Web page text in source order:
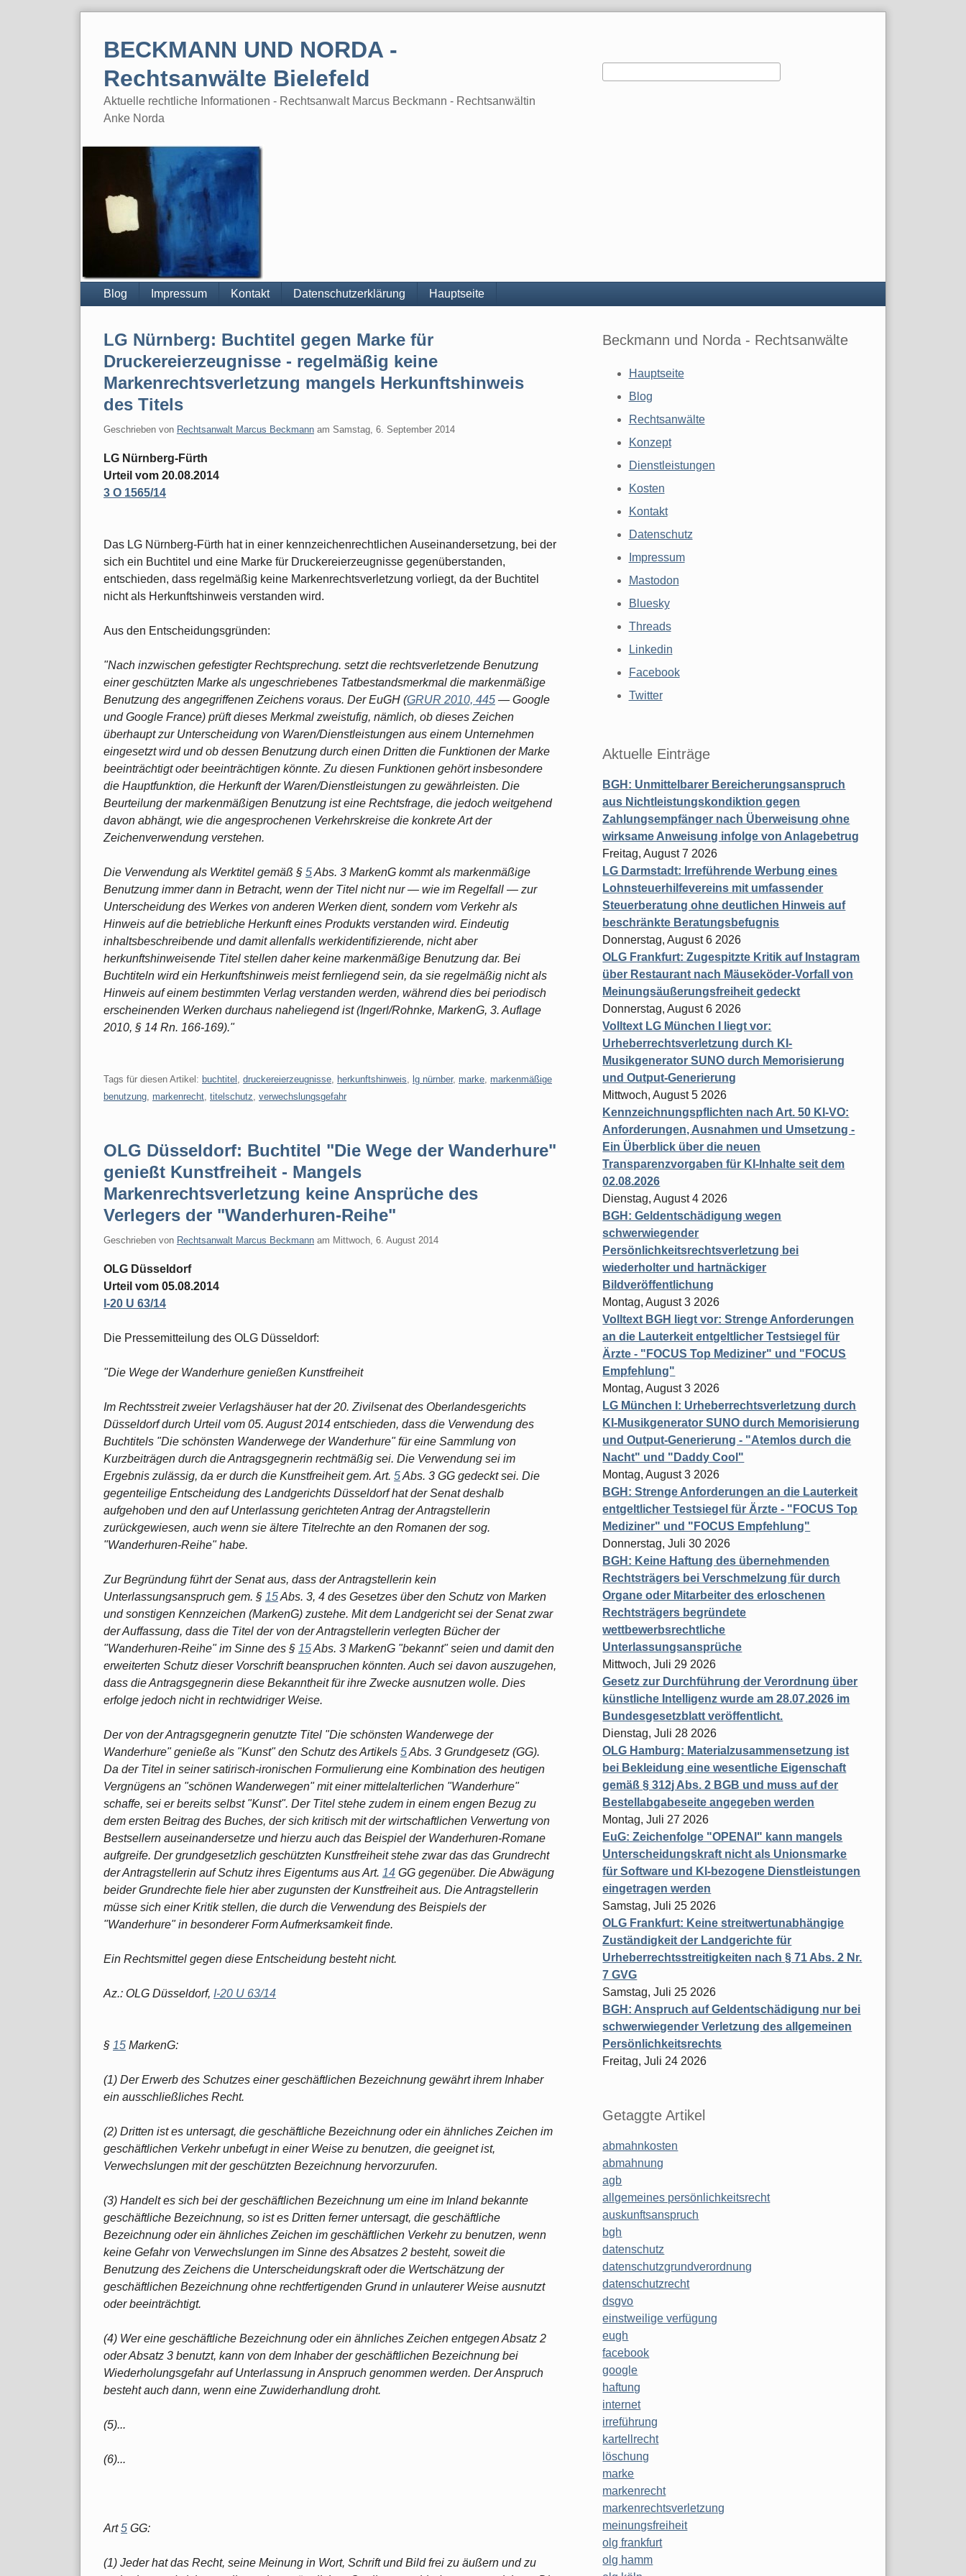
BECKMANN UND NORDA -
Rechtsanwälte Bielefeld
Aktuelle rechtliche Informationen - Rechtsanwalt Marcus Beckmann - Rechtsanwältin
Anke Norda
Blog Impressum Kontakt Datenschutzerklärung Hauptseite
LG Nürnberg: Buchtitel gegen Marke für
Druckereierzeugnisse - regelmäßig keine
Markenrechtsverletzung mangels Herkunftshinweis
des Titels
Geschrieben von Rechtsanwalt Marcus Beckmann am Samstag, 6. September 2014
LG Nürnberg-Fürth
Urteil vom 20.08.2014
3 O 1565/14
Das LG Nürnberg-Fürth hat in einer kennzeichenrechtlichen Auseinandersetzung, bei der
sich ein Buchtitel und eine Marke für Druckereierzeugnisse gegenüberstanden,
entschieden, dass regelmäßig keine Markenrechtsverletzung vorliegt, da der Buchtitel
nicht als Herkunftshinweis verstanden wird.
Aus den Entscheidungsgründen:
"Nach inzwischen gefestigter Rechtsprechung. setzt die rechtsverletzende Benutzung
einer geschützten Mar­ke als ungeschriebenes Tatbestandsmerkmal die markenmäßige
Benutzung des angegriffenen Zeichens voraus. Der EuGH (GRUR 2010, 445 — Google
und Google France) prüft dieses Merk­mal zweistufig, nämlich, ob dieses Zeichen
überhaupt zur Unterscheidung von Waren/Dienstleistungen aus einem Unternehmen
eingesetzt wird und ob dessen Benutzung durch einen Dritten die Funktionen der Marke
beeinträchtigt oder beeinträchtigen könnte. Zu die­sen Funktionen gehört insbesondere
die Hauptfunktion, die Herkunft der Waren/Dienstleistungen zu gewährleisten. Die
Beurteilung der markenmäßigen Benutzung ist eine Rechtsfrage, die je­doch weitgehend
davon abhängt, wie die angesprochenen Verkehrskreise die konkrete Art der
Zeichenverwendung verstehen.
Die Verwendung als Werktitel gemäß § 5Abs. 3 MarkenG kommt als markenmäßige
Benutzung immer dann in Betracht, wenn der Titel nicht nur — wie im Regelfall — zur
Unterscheidung des Werkes von anderen Werken dient, sondern vom Verkehr als
Hinweis auf die betriebliche Her­kunft eines Produkts verstanden wird. Eindeutig
inhaltsbeschreibende und damit allenfalls werkidentifizierende, nicht aber
herkunftshinweisende Titel stellen daher keine markenmäßige Benut­zung dar. Bei
Buchtiteln wird ein Herkunftshinweis meist fernliegend sein, da sie regelmäßig nicht als
Hinweis auf einem bestimmten Verlag verstanden werden, während dies bei periodisch
er­scheinenden Werken durchaus naheliegend ist (Ingerl/Rohnke, MarkenG, 3. Auflage
2010, § 14 Rn. 166-169)."
Tags für diesen Artikel: buchtitel druckereierzeugnisse herkunftshinweis lg nürnber, marke markenmäßige
benutzung markenrecht titelschutz verwechslungsgefahr
OLG Düsseldorf: Buchtitel "Die Wege der Wanderhure"
genießt Kunstfreiheit - Mangels
Markenrechtsverletzung keine Ansprüche des
Verlegers der "Wanderhuren-Reihe"
Geschrieben von Rechtsanwalt Marcus Beckmann am Mittwoch, 6. August 2014
OLG Düsseldorf
Urteil vom 05.08.2014
I-20 U 63/14
Die Pressemitteilung des OLG Düsseldorf:
"Die Wege der Wanderhure genießen Kunstfreiheit
Im Rechtsstreit zweier Verlagshäuser hat der 20. Zivilsenat des Oberlandesgerichts
Düsseldorf durch Urteil vom 05. August 2014 entschieden, dass die Verwendung des
Buchtitels "Die schönsten Wanderwege der Wanderhure" für eine Sammlung von
Kurzbeiträgen durch die Antragsgegnerin rechtmäßig sei. Die Verwendung sei im
Ergebnis zulässig, da er durch die Kunstfreiheit gem. Art. 5Abs. 3 GG gedeckt sei. Die
gegenteilige Entscheidung des Landgerichts Düsseldorf hat der Senat deshalb
aufgehoben und den auf Unterlassung gerichteten Antrag der Antragstellerin
zurückgewiesen, auch wenn sie ältere Titelrechte an den Romanen der sog.
"Wanderhuren-Reihe" habe.
Zur Begründung führt der Senat aus, dass der Antragstellerin kein
Unterlassungsanspruch gem. § 15Abs. 3, 4 des Gesetzes über den Schutz von Marken
und sonstigen Kennzeichen (MarkenG) zustehe. Mit dem Landgericht sei der Senat zwar
der Auffassung, dass die Titel der von der Antragstellerin verlegten Bücher der
"Wanderhuren-Reihe" im Sinne des § 15Abs. 3 MarkenG "bekannt" seien und damit den
erweiterten Schutz dieser Vorschrift beanspruchen könnten. Auch sei davon auszugehen,
dass die Antragsgegnerin diese Bekanntheit für ihre Zwecke ausnutzen wolle. Dies
erfolge jedoch nicht in rechtwidriger Weise.
Der von der Antragsgegnerin genutzte Titel "Die schönsten Wanderwege der
Wanderhure" genieße als "Kunst" den Schutz des Artikels 5Abs. 3 Grundgesetz (GG).
Da der Titel in seiner satirisch-ironischen Formulierung eine Kombination des heutigen
Vergnügens an "schönen Wanderwegen" mit einer mittelalterlichen "Wanderhure"
schaffe, sei er bereits selbst "Kunst". Der Titel stehe zudem in einem engen Bezug zu
dem ersten Beitrag des Buches, der sich kritisch mit der wirtschaftlichen Verwertung von
Bestsellern auseinandersetze und hierzu auch das Beispiel der Wanderhuren-Romane
aufgreife. Der grundgesetzlich geschützten Kunstfreiheit stehe zwar das das Grundrecht
der Antragstellerin auf Schutz ihres Eigentums aus Art. 14 GG gegenüber. Die Abwägung
beider Grundrechte fiele hier aber zugunsten der Kunstfreiheit aus. Die Antragstellerin
müsse sich einer Kritik stellen, die durch die Verwendung des Beispiels der
"Wanderhure" in besonderer Form Aufmerksamkeit finde.
Ein Rechtsmittel gegen diese Entscheidung besteht nicht.
Az.: OLG Düsseldorf, I-20 U 63/14
§ 15 MarkenG:
(1) Der Erwerb des Schutzes einer geschäftlichen Bezeichnung gewährt ihrem Inhaber
ein ausschließliches Recht.
(2) Dritten ist es untersagt, die geschäftliche Bezeichnung oder ein ähnliches Zeichen im
geschäftlichen Verkehr unbefugt in einer Weise zu benutzen, die geeignet ist,
Verwechslungen mit der geschützten Bezeichnung hervorzurufen.
(3) Handelt es sich bei der geschäftlichen Bezeichnung um eine im Inland bekannte
geschäftliche Bezeichnung, so ist es Dritten ferner untersagt, die geschäftliche
Bezeichnung oder ein ähnliches Zeichen im geschäftlichen Verkehr zu benutzen, wenn
keine Gefahr von Verwechslungen im Sinne des Absatzes 2 besteht, soweit die
Benutzung des Zeichens die Unterscheidungskraft oder die Wertschätzung der
geschäftlichen Bezeichnung ohne rechtfertigenden Grund in unlauterer Weise ausnutzt
oder beeinträchtigt.
(4) Wer eine geschäftliche Bezeichnung oder ein ähnliches Zeichen entgegen Absatz 2
oder Absatz 3 benutzt, kann von dem Inhaber der geschäftlichen Bezeichnung bei
Wiederholungsgefahr auf Unterlassung in Anspruch genommen werden. Der Anspruch
besteht auch dann, wenn eine Zuwiderhandlung droht.
(5)...
(6)...
Art5 GG:
(1) Jeder hat das Recht, seine Meinung in Wort, Schrift und Bild frei zu äußern und zu
Beckmann und Norda - Rechtsanwälte
Hauptseite
Blog
Rechtsanwälte
Konzept
Dienstleistungen
Kosten
Kontakt
Datenschutz
Impressum
Mastodon
Bluesky
Threads
Linkedin
Facebook
Twitter
Aktuelle Einträge
BGH: Unmittelbarer Bereicherungsanspruch
aus Nichtleistungskondiktion gegen
Zahlungsempfänger nach Überweisung ohne
wirksame Anweisung infolge von Anlagebetrug
Freitag, August 7 2026
LG Darmstadt: Irreführende Werbung eines
Lohnsteuerhilfevereins mit umfassender
Steuerberatung ohne deutlichen Hinweis auf
beschränkte Beratungsbefugnis
Donnerstag, August 6 2026
OLG Frankfurt: Zugespitzte Kritik auf Instagram
über Restaurant nach Mäuseköder-Vorfall von
Meinungsäußerungsfreiheit gedeckt
Donnerstag, August 6 2026
Volltext LG München I liegt vor:
Urheberrechtsverletzung durch KI-
Musikgenerator SUNO durch Memorisierung
und Output-Generierung
Mittwoch, August 5 2026
Kennzeichnungspflichten nach Art. 50 KI-VO:
Anforderungen, Ausnahmen und Umsetzung -
Ein Überblick über die neuen
Transparenzvorgaben für KI-Inhalte seit dem
02.08.2026
Dienstag, August 4 2026
BGH: Geldentschädigung wegen
schwerwiegender
Persönlichkeitsrechtsverletzung bei
wiederholter und hartnäckiger
Bildveröffentlichung
Montag, August 3 2026
Volltext BGH liegt vor: Strenge Anforderungen
an die Lauterkeit entgeltlicher Testsiegel für
Ärzte - "FOCUS Top Mediziner" und "FOCUS
Empfehlung"
Montag, August 3 2026
LG München I: Urheberrechtsverletzung durch
KI-Musikgenerator SUNO durch Memorisierung
und Output-Generierung - "Atemlos durch die
Nacht" und "Daddy Cool"
Montag, August 3 2026
BGH: Strenge Anforderungen an die Lauterkeit
entgeltlicher Testsiegel für Ärzte - "FOCUS Top
Mediziner" und "FOCUS Empfehlung"
Donnerstag, Juli 30 2026
BGH: Keine Haftung des übernehmenden
Rechtsträgers bei Verschmelzung für durch
Organe oder Mitarbeiter des erloschenen
Rechtsträgers begründete
wettbewerbsrechtliche
Unterlassungsansprüche
Mittwoch, Juli 29 2026
Gesetz zur Durchführung der Verordnung über
künstliche Intelligenz wurde am 28.07.2026 im
Bundesgesetzblatt veröffentlicht.
Dienstag, Juli 28 2026
OLG Hamburg: Materialzusammensetzung ist
bei Bekleidung eine wesentliche Eigenschaft
gemäß § 312j Abs. 2 BGB und muss auf der
Bestellabgabeseite angegeben werden
Montag, Juli 27 2026
EuG: Zeichenfolge "OPENAI" kann mangels
Unterscheidungskraft nicht als Unionsmarke
für Software und KI-bezogene Dienstleistungen
eingetragen werden
Samstag, Juli 25 2026
OLG Frankfurt: Keine streitwertunabhängige
Zuständigkeit der Landgerichte für
Urheberrechtsstreitigkeiten nach § 71 Abs. 2 Nr.
7 GVG
Samstag, Juli 25 2026
BGH: Anspruch auf Geldentschädigung nur bei
schwerwiegender Verletzung des allgemeinen
Persönlichkeitsrechts
Freitag, Juli 24 2026
Getaggte Artikel
abmahnkosten
abmahnung
agb
allgemeines persönlichkeitsrecht
auskunftsanspruch
bgh
datenschutz
datenschutzgrundverordnung
datenschutzrecht
dsgvo
einstweilige verfügung
eugh
facebook
google
haftung
internet
irreführung
kartellrecht
löschung
marke
markenrecht
markenrechtsverletzung
meinungsfreiheit
olg frankfurt
olg hamm